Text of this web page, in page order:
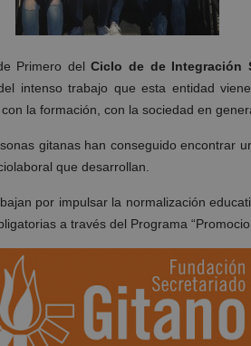
Primero delCiclo de de Integración
intenso trabajo que esta entidad
la formación, con la sociedad en
gitanas han conseguido encontrar
que desarrollan.
por impulsar la normalización
a través del Programa